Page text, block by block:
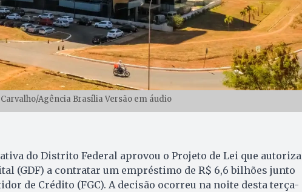
Carvalho/Agência Brasília Versão em áudio
do Distrito Federal aprovou o Projeto de Lei que autoriza
(GDF) a contratar um empréstimo de R$ 6,6 bilhões junto
de Crédito (FGC). A decisão ocorreu na noite desta terça-